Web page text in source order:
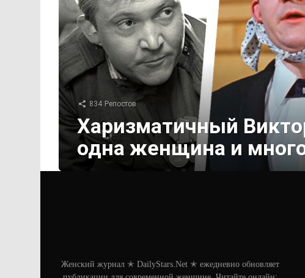
834 Репостов
Харизматичный
одна женщина и
Женский журнал ✭ DailyStars.Net ✭ ежедневно обновляет